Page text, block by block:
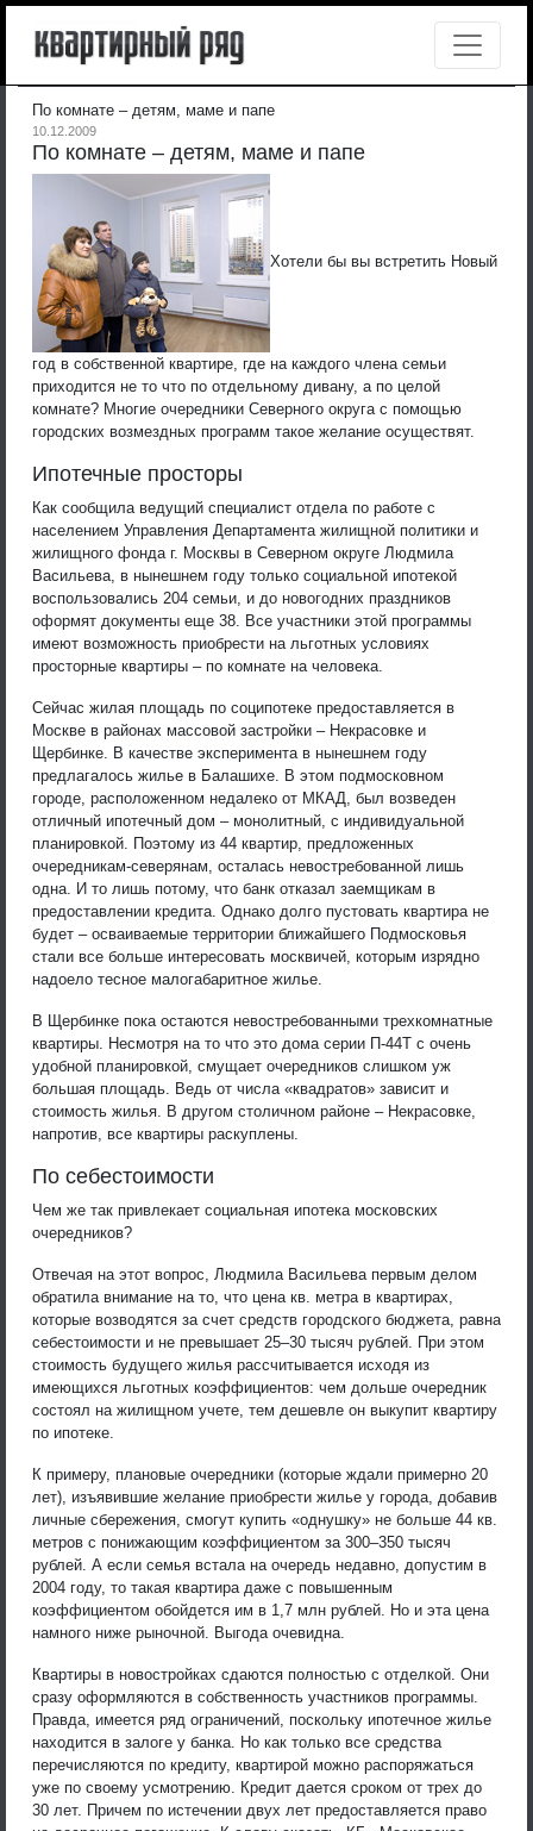
По комнате – детям, маме и папе
10.12.2009
По комнате – детям, маме и папе
Хотели бы вы встретить Новый
год в собственной квартире, где на каждого члена семьи
приходится не то что по отдельному дивану, а по целой
комнате? Многие очередники Северного округа с помощью
городских возмездных программ такое желание осуществят.
Ипотечные просторы
Как сообщила ведущий специалист отдела по работе с
населением Управления Департамента жилищной политики и
жилищного фонда г. Москвы в Северном округе Людмила
Васильева, в нынешнем году только социальной ипотекой
воспользовались 204 семьи, и до новогодних праздников
оформят документы еще 38. Все участники этой программы
имеют возможность приобрести на льготных условиях
просторные квартиры – по комнате на человека.
Сейчас жилая площадь по соципотеке предоставляется в
Москве в районах массовой застройки – Некрасовке и
Щербинке. В качестве эксперимента в нынешнем году
предлагалось жилье в Балашихе. В этом подмосковном
городе, расположенном недалеко от МКАД, был возведен
отличный ипотечный дом – монолитный, с индивидуальной
планировкой. Поэтому из 44 квартир, предложенных
очередникам-северянам, осталась невостребованной лишь
одна. И то лишь потому, что банк отказал заемщикам в
предоставлении кредита. Однако долго пустовать квартира не
будет – осваиваемые территории ближайшего Подмосковья
стали все больше интересовать москвичей, которым изрядно
надоело тесное малогабаритное жилье.
В Щербинке пока остаются невостребованными трехкомнатные
квартиры. Несмотря на то что это дома серии П-44Т с очень
удобной планировкой, смущает очередников слишком уж
большая площадь. Ведь от числа «квадратов» зависит и
стоимость жилья. В другом столичном районе – Некрасовке,
напротив, все квартиры раскуплены.
По себестоимости
Чем же так привлекает социальная ипотека московских
очередников?
Отвечая на этот вопрос, Людмила Васильева первым делом
обратила внимание на то, что цена кв. метра в квартирах,
которые возводятся за счет средств городского бюджета, равна
себестоимости и не превышает 25–30 тысяч рублей. При этом
стоимость будущего жилья рассчитывается исходя из
имеющихся льготных коэффициентов: чем дольше очередник
состоял на жилищном учете, тем дешевле он выкупит квартиру
по ипотеке.
К примеру, плановые очередники (которые ждали примерно 20
лет), изъявившие желание приобрести жилье у города, добавив
личные сбережения, смогут купить «однушку» не больше 44 кв.
метров с понижающим коэффициентом за 300–350 тысяч
рублей. А если семья встала на очередь недавно, допустим в
2004 году, то такая квартира даже с повышенным
коэффициентом обойдется им в 1,7 млн рублей. Но и эта цена
намного ниже рыночной. Выгода очевидна.
Квартиры в новостройках сдаются полностью с отделкой. Они
сразу оформляются в собственность участников программы.
Правда, имеется ряд ограничений, поскольку ипотечное жилье
находится в залоге у банка. Но как только все средства
перечисляются по кредиту, квартирой можно распоряжаться
уже по своему усмотрению. Кредит дается сроком от трех до
30 лет. Причем по истечении двух лет предоставляется право